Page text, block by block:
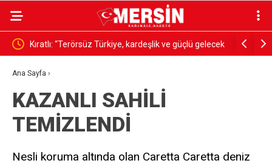
Kıratlı: “Terörsüz Türkiye, kardeşlik ve güçlü gelecek
demektir”
Kasten
Ana Sayfa ›
KAZANLI SAHİLİ
TEMİZLENDİ
Nesli koruma altında olan Caretta Caretta deniz